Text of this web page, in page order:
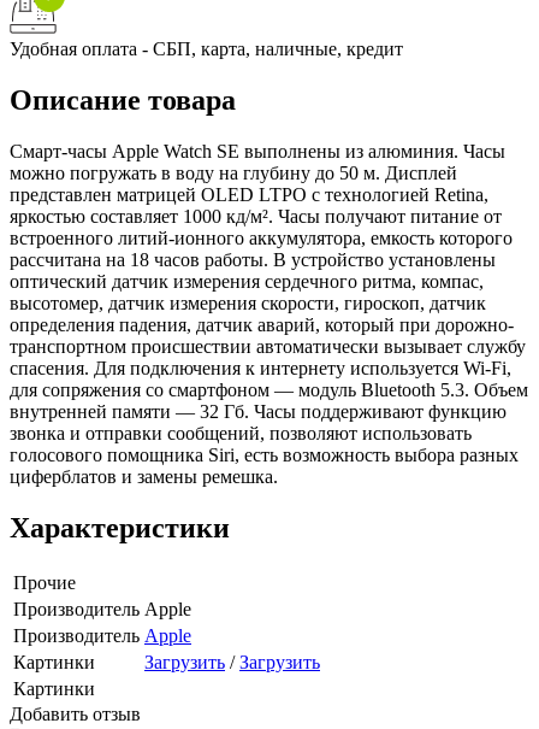
Удобная оплата - СБП, карта, наличные, кредит
Описание товара
Смарт-часы Apple Watch SE выполнены из алюминия. Часы
можно погружать в воду на глубину до 50 м. Дисплей
представлен матрицей OLED LTPO с технологией Retina,
яркостью составляет 1000 кд/м². Часы получают питание от
встроенного литий-ионного аккумулятора, емкость которого
рассчитана на 18 часов работы. В устройство установлены
оптический датчик измерения сердечного ритма, компас,
высотомер, датчик измерения скорости, гироскоп, датчик
определения падения, датчик аварий, который при дорожно-
транспортном происшествии автоматически вызывает службу
спасения. Для подключения к интернету используется Wi-Fi,
для сопряжения со смартфоном — модуль Bluetooth 5.3. Объем
внутренней памяти — 32 Гб. Часы поддерживают функцию
звонка и отправки сообщений, позволяют использовать
голосового помощника Siri, есть возможность выбора разных
циферблатов и замены ремешка.
Характеристики
Прочие
Производитель Apple
Производитель Apple
Картинки
Загрузить /Загрузить
Картинки
Добавить отзыв